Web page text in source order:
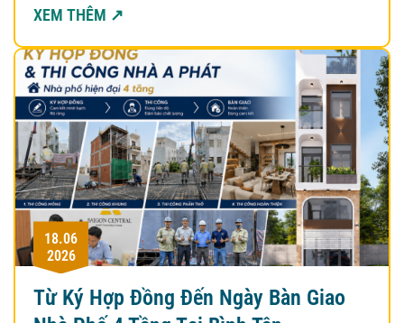
XEM THÊM ↗
18.06
2026
Từ Ký Hợp Đồng Đến Ngày Bàn Giao